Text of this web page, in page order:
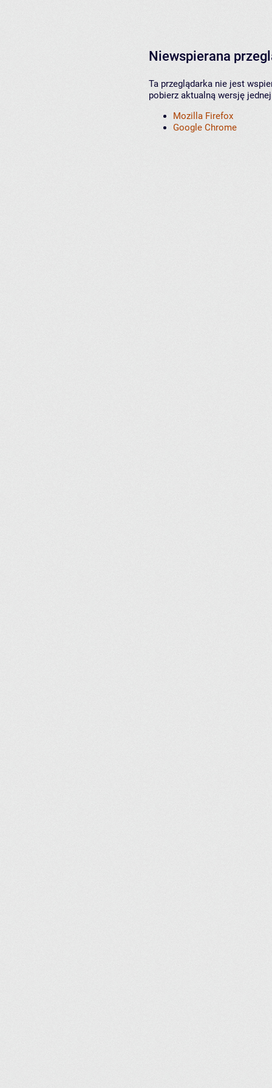
Niewspierana
Ta przeglądarka nie jest
pobierz aktualną wersję
Mozilla Firefox
Google Chrome